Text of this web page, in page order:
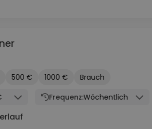
500 € 1000 €
Brauch
Frequenz:Wöchentlich